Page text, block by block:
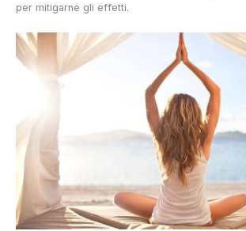
per mitigarne gli effetti.